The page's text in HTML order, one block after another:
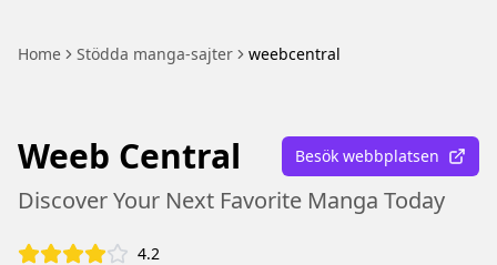
Home Stödda manga-sajter weebcentral
Weeb Central Besök webbplatsen
Discover Your Next Favorite Manga Today
4.2